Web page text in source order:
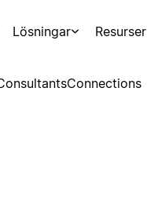
Lösningar Resurser
Connections